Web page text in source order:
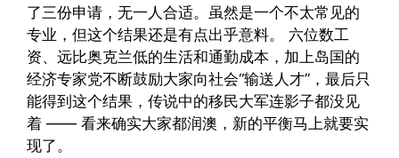
了三份申请，无一人合适。虽然是一个不太常见的
专业，但这个结果还是有点出乎意料。 六位数工
资、远比奥克兰低的生活和通勤成本，加上岛国的
经济专家党不断鼓励大家向社会“输送人才”，最后只
能得到这个结果，传说中的移民大军连影子都没见
着 —— 看来确实大家都润澳，新的平衡马上就要实
现了。